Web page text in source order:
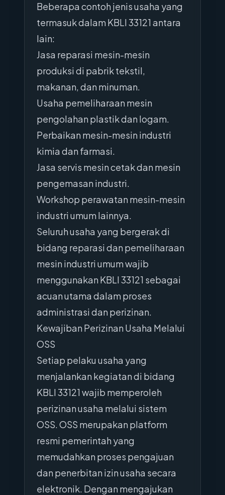
Beberapa contoh jenis usaha yang
termasuk dalam KBLI 33121 antara
lain:
Jasa reparasi mesin-mesin
produksi di pabrik tekstil,
makanan, dan minuman.
Usaha pemeliharaan mesin
pengolahan plastik dan logam.
Perbaikan mesin-mesin industri
kimia dan farmasi.
Jasa servis mesin cetak dan mesin
pengemasan industri.
Workshop perawatan mesin-mesin
industri umum lainnya.
Seluruh usaha yang bergerak di
bidang reparasi dan pemeliharaan
mesin industri umum wajib
menggunakan KBLI 33121 sebagai
acuan utama dalam proses
administrasi dan perizinan.
Kewajiban Perizinan Usaha Melalui
OSS
Setiap pelaku usaha yang
menjalankan kegiatan di bidang
KBLI 33121 wajib memperoleh
perizinan usaha melalui sistem
OSS. OSS merupakan platform
resmi pemerintah yang
memudahkan proses pengajuan
dan penerbitan izin usaha secara
elektronik. Dengan mengajukan